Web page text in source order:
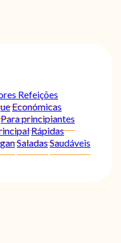
Refeições
Económicas
Para principiantes
Rápidas
SaladasSaudáveis